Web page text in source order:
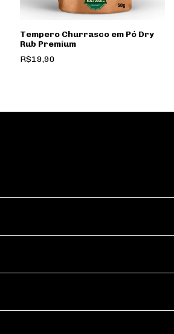
Tempero Churrasco em Pó Dry
Rub Premium
R$19,90